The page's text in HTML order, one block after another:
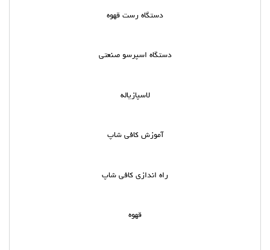
دستگاه رست قهوه
دستگاه اسپرسو صنعتی
لاسپازیاله
آموزش کافی شاپ
راه اندازی کافی شاپ
قهوه